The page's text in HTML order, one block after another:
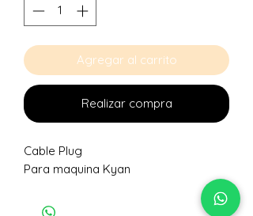
Agregar al carrito
Realizar compra
Cable Plug
Para maquina Kyan